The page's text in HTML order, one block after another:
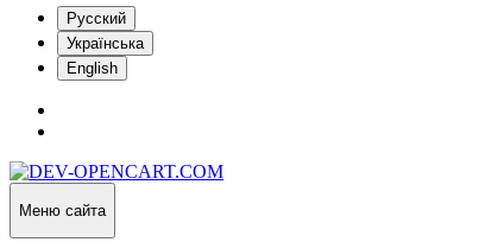
Русский
Українська
English
Меню сайта